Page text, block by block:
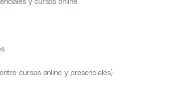
cursos online y presenciales)